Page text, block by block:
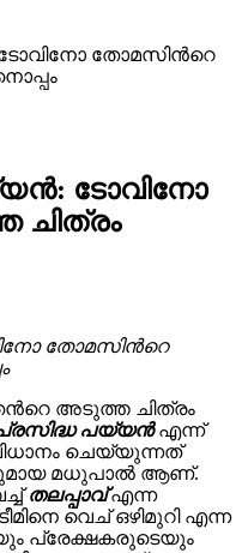
തോമസിന്‍റെ
ടോവിനോ
ചിത്രം
തോമസിന്‍റെ
അടുത്ത ചിത്രം
പയ്യൻഎന്ന്
ചെയ്യുന്നത്
മധുപാൽ ആണ്.
തലപ്പാവ്എന്ന
വെച് ഒഴിമുറി എന്ന
പ്രേക്ഷകരുടെയും